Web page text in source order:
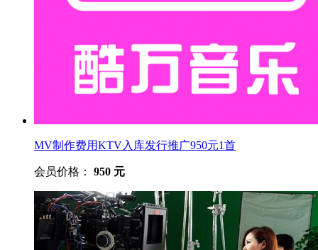
MV制作费用KTV入库发行推广950元1首
会员价格： 950 元